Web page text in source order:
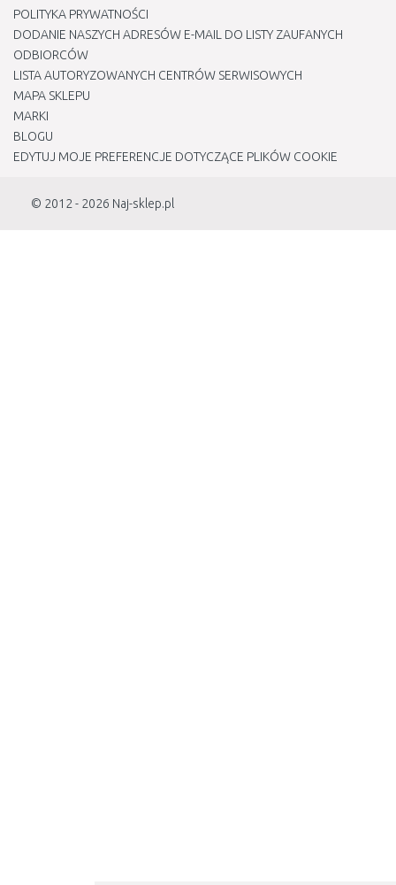
POLITYKA PRYWATNOŚCI
DODANIE NASZYCH ADRESÓW E-MAIL DO LISTY ZAUFANYCH
ODBIORCÓW
LISTA AUTORYZOWANYCH CENTRÓW SERWISOWYCH
MAPA SKLEPU
MARKI
BLOGU
EDYTUJ MOJE PREFERENCJE DOTYCZĄCE PLIKÓW COOKIE
© 2012 - 2026 Naj-sklep.pl